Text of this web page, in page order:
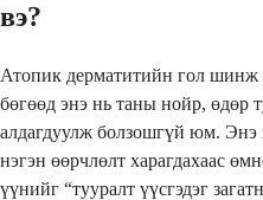
вэ?
Атопик дерматитийн гол шинж
бөгөөд энэ нь таны нойр, өдөр
алдагдуулж болзошгүй юм. Энэ
нэгэн өөрчлөлт харагдахаас
үүнийг “тууралт үүсгэдэг